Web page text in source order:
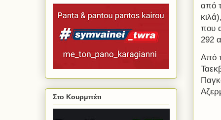
από
που
292
Από
Στο Κουρμπέτι